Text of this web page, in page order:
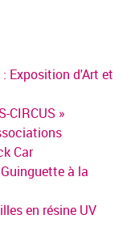
Exposition d'Art et
CIRCUS »
Car
à la
en résine UV